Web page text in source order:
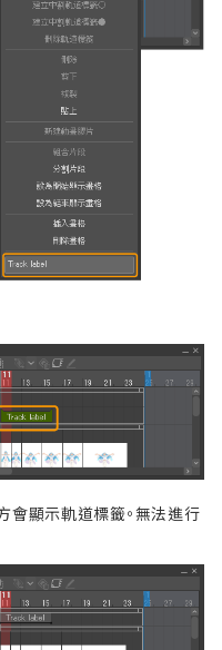
會顯示軌道標籤。無法進行